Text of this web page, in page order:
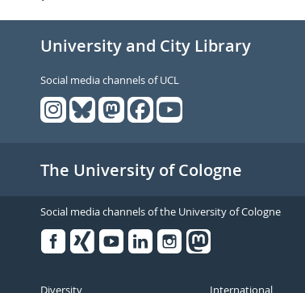
University and City Library
Social media channels of UCL
The University of Cologne
Social media channels of the University of Cologne
Diversity International